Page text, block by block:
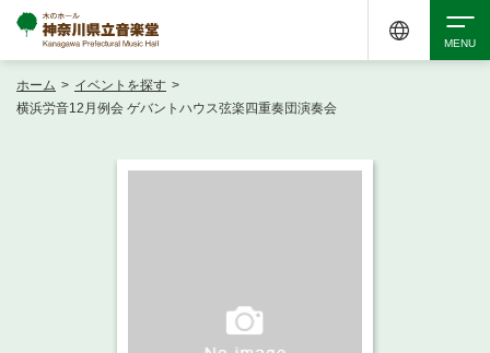
ホーム > イベントを探す >
横浜労音12月例会 ゲバントハウス弦楽四重奏団演奏会